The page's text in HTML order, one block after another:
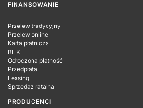
Linki w stopce
FINANSOWANIE
Przelew tradycyjny
Przelew online
Karta płatnicza
BLIK
Odroczona płatność
Przedpłata
Leasing
Sprzedaż ratalna
PRODUCENCI